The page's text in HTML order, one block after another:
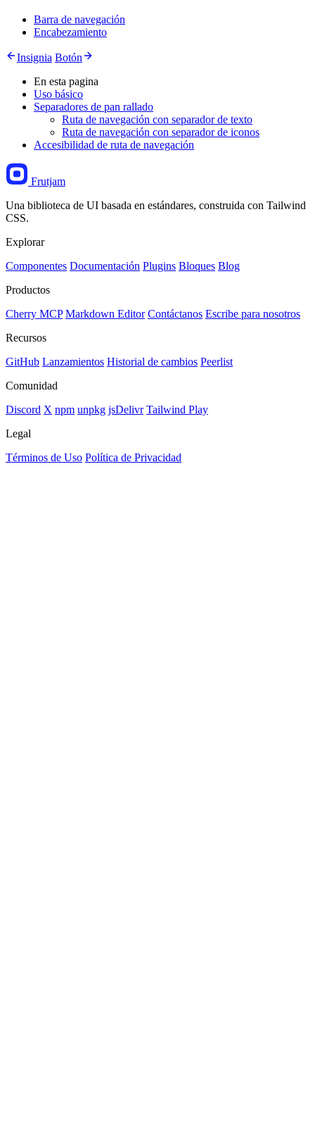
Barra de navegación
Encabezamiento
Insignia Botón
En esta pagina
Uso básico
Separadores de pan rallado
Ruta de navegación con separador de texto
Ruta de navegación con separador de iconos
Accesibilidad de ruta de navegación
Frutjam
Una biblioteca de UI basada en estándares, construida con Tailwind
CSS.
Explorar
Componentes Documentación Plugins Bloques Blog
Productos
Cherry MCP Markdown Editor Contáctanos Escribe para nosotros
Recursos
GitHub Lanzamientos Historial de cambios Peerlist
Comunidad
Discord X npm unpkg jsDelivr Tailwind Play
Legal
Términos de Uso Política de Privacidad